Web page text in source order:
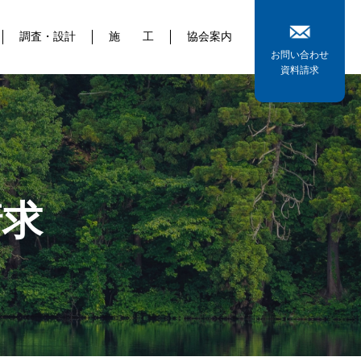
調査・設計 施 工 協会案内
お問い合わせ
資料請求